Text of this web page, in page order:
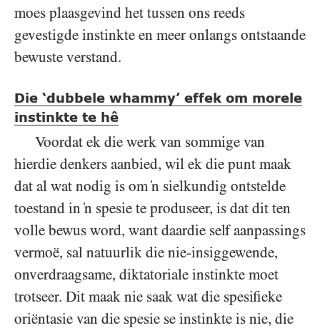
moes plaasgevind het tussen ons reeds
gevestigde instinkte en meer onlangs ontstaande
bewuste verstand.
Die ‘dubbele whammy’ effek om morele
instinkte te hê
Voordat ek die werk van sommige van
hierdie denkers aanbied, wil ek die punt maak
dat al wat nodig is om ‘n sielkundig ontstelde
toestand in ‘n spesie te produseer, is dat dit ten
volle bewus word, want daardie self aanpassings
vermoë, sal natuurlik die nie-insiggewende,
onverdraagsame, diktatoriale instinkte moet
trotseer. Dit maak nie saak wat die spesifieke
oriëntasie van die spesie se instinkte is nie, die